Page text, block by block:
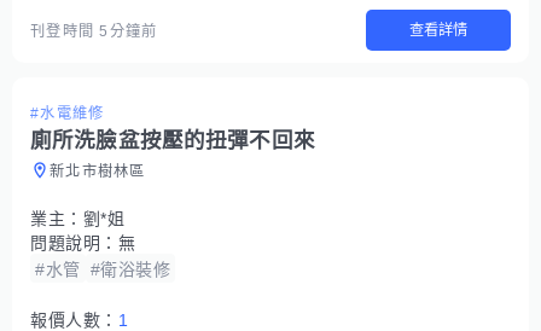
刊登時間5分鐘前 查看詳情
#水電維修
廁所洗臉盆按壓的扭彈不回來
新北市樹林區
業主： 劉*姐
問題說明： 無
#水管 #衛浴裝修
報價人數： 1